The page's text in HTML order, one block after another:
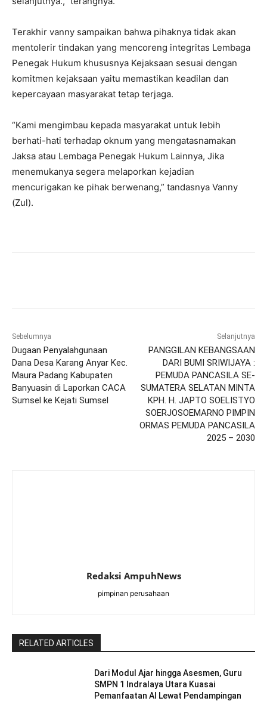
Terakhir vanny sampaikan bahwa pihaknya tidak akan
mentolerir tindakan yang mencoreng integritas Lembaga
Penegak Hukum khususnya Kejaksaan sesuai dengan
komitmen kejaksaan yaitu memastikan keadilan dan
kepercayaan masyarakat tetap terjaga.
“Kami mengimbau kepada masyarakat untuk lebih
berhati-hati terhadap oknum yang mengatasnamakan
Jaksa atau Lembaga Penegak Hukum Lainnya, Jika
menemukanya segera melaporkan kejadian
mencurigakan ke pihak berwenang,” tandasnya Vanny
(Zul).
Sebelumnya
Dugaan Penyalahgunaan
Dana Desa Karang Anyar Kec.
Maura Padang Kabupaten
Banyuasin di Laporkan CACA
Sumsel ke Kejati Sumsel
Selanjutnya
PANGGILAN KEBANGSAAN
DARI BUMI SRIWIJAYA :
PEMUDA PANCASILA SE-
SUMATERA SELATAN MINTA
KPH. H. JAPTO SOELISTYO
SOERJOSOEMARNO PIMPIN
ORMAS PEMUDA PANCASILA
2025 – 2030
Redaksi AmpuhNews
pimpinan perusahaan
RELATED ARTICLES
Dari Modul Ajar hingga Asesmen, Guru
SMPN 1 Indralaya Utara Kuasai
Pemanfaatan AI Lewat Pendampingan